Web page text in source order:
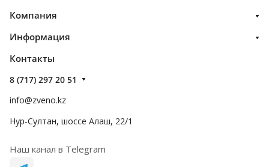
Компания
Информация
Контакты
8 (717) 297 20 51
info@zveno.kz
Нур-Султан, шоссе Алаш, 22/1
Наш канал в Telegram